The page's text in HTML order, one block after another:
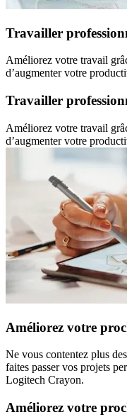
Travailler
Améliorez votre travail
d’augmenter votre
Travailler
Améliorez votre travail
d’augmenter votre
Améliorez votre
Ne vous contentez plus
faites passer vos projets
Logitech Crayon.
Améliorez votre